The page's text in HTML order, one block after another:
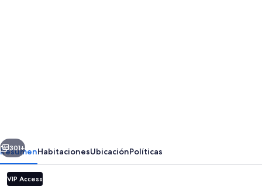
Siguiente
301+
ResumenHabitacionesUbicaciónPolíticas
VIP Access